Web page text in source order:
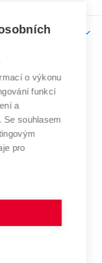
učení
technické
o výkonu
funkcí
a
Se souhlasem
pro